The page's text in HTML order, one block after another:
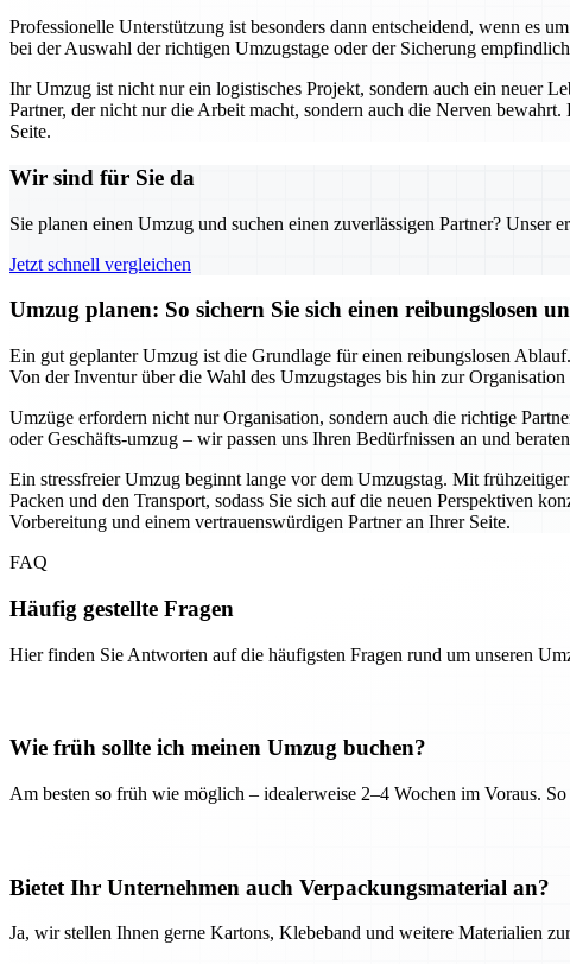
Professionelle Unterstützung ist besonders dann entscheidend, wenn es
bei der Auswahl der richtigen Umzugstage oder der Sicherung
Ihr Umzug ist nicht nur ein logistisches Projekt, sondern auch ein neuer
Partner, der nicht nur die Arbeit macht, sondern auch die Nerven
Seite.
Wir sind für Sie da
Sie planen einen Umzug und suchen einen zuverlässigen Partner? Unser
Jetzt schnell vergleichen
Umzug planen: So sichern Sie sich einen reibungslosen
Ein gut geplanter Umzug ist die Grundlage für einen reibungslosen
Von der Inventur über die Wahl des Umzugstages bis hin zur
Umzüge erfordern nicht nur Organisation, sondern auch die richtige
oder Geschäfts-umzug – wir passen uns Ihren Bedürfnissen an und
Ein stressfreier Umzug beginnt lange vor dem Umzugstag. Mit
Packen und den Transport, sodass Sie sich auf die neuen Perspektiven
Vorbereitung und einem vertrauenswürdigen Partner an Ihrer Seite.
FAQ
Häufig gestellte Fragen
Hier finden Sie Antworten auf die häufigsten Fragen rund um unseren
Wie früh sollte ich meinen Umzug buchen?
Am besten so früh wie möglich – idealerweise 2–4 Wochen im Voraus.
Bietet Ihr Unternehmen auch Verpackungsmaterial an?
Ja, wir stellen Ihnen gerne Kartons, Klebeband und weitere Materialien